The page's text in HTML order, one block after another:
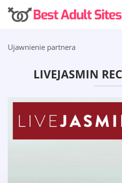
Ujawnienie partnera
LIVEJASMIN